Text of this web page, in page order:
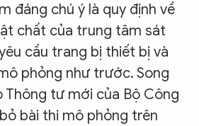
đáng chú ý là quy định về
chất của trung tâm sát
cầu trang bị thiết bị và
phỏng như trước. Song
tư mới của Bộ Công
bài thi mô phỏng trên